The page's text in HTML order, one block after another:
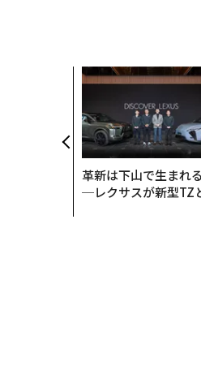
革新は下山で生まれ
─レクサスが新型TZ